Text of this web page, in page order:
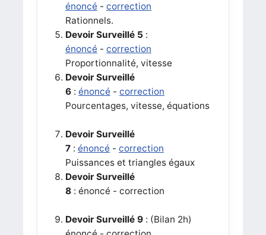
énoncé - correction
Rationnels.
Devoir Surveillé 5 :
énoncé - correction
Proportionnalité, vitesse
Devoir Surveillé
6: énoncé - correction
Pourcentages, vitesse, équations
Devoir Surveillé
7: énoncé - correction
Puissances et triangles égaux
Devoir Surveillé
8: énoncé - correction
Devoir Surveillé 9: (Bilan 2h)